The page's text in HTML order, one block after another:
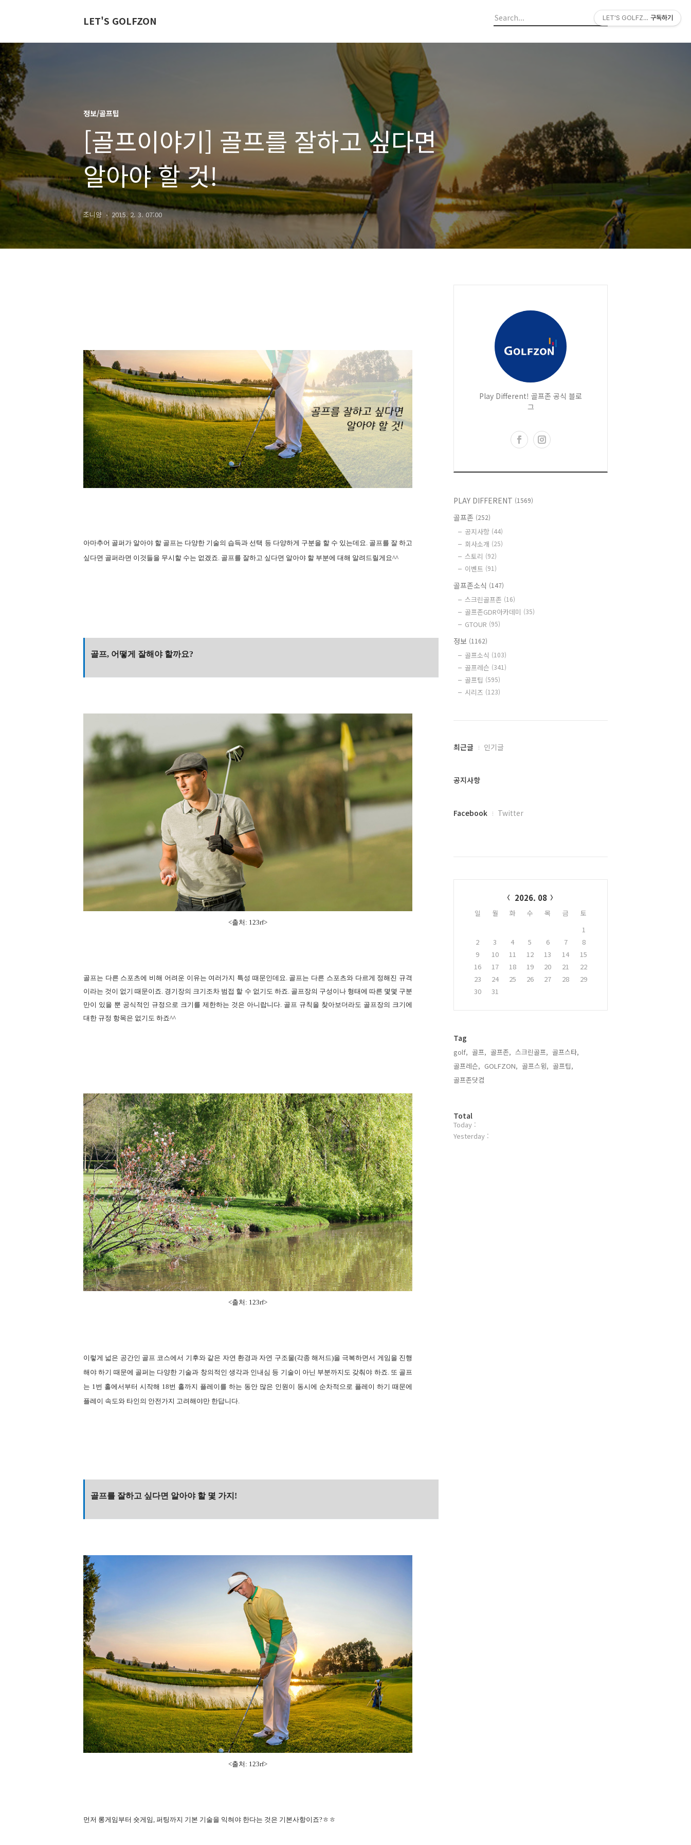
LET'S GOLFZON
정보/골프팁
[골프이야기] 골프를 잘하고 싶다면
알아야 할 것!
조니양 2015. 2. 3. 07:00
아마추어 골퍼가 알아야 할 골프는 다양한 기술의 습득과 선택 등 다양하게 구분을 할 수 있는데요. 골프를 잘 하고
싶다면 골퍼라면 이것들을 무시할 수는 없겠죠. 골프를 잘하고 싶다면 알아야 할 부분에 대해 알려드릴게요^^
골프, 어떻게 잘해야 할까요?
<출처: 123rf>
골프는 다른 스포츠에 비해 어려운 이유는 여러가지 특성 때문인데요. 골프는 다른 스포츠와 다르게 정해진 규격
이라는 것이 없기 때문이죠. 경기장의 크기조차 범접 할 수 없기도 하죠. 골프장의 구성이나 형태에 따른 몇몇 구분
만이 있을 뿐 공식적인 규정으로 크기를 제한하는 것은 아니랍니다. 골프 규칙을 찾아보더라도 골프장의 크기에
대한 규정 항목은 없기도 하죠^^
<출처: 123rf>
이렇게 넓은 공간인 골프 코스에서 기후와 같은 자연 환경과 자연 구조물(각종 해저드)을 극복하면서 게임을 진행
해야 하기 때문에 골퍼는 다양한 기술과 창의적인 생각과 인내심 등 기술이 아닌 부분까지도 갖춰야 하죠. 또 골프
는 1번 홀에서부터 시작해 18번 홀까지 플레이를 하는 동안 많은 인원이 동시에 순차적으로 플레이 하기 때문에
플레이 속도와 타인의 안전가지 고려해야만 한답니다.
골프를 잘하고 싶다면 알아야 할 몇 가지!
<출처: 123rf>
먼저 롱게임부터 숏게임, 퍼팅까지 기본 기술을 익혀야 한다는 것은 기본사항이죠?ㅎㅎ
Play Different! 골프존 공식 블로
그
PLAY DIFFERENT (1569)
골프존 (252)
공지사항 (44)
회사소개 (25)
스토리 (92)
이벤트 (91)
골프존소식 (147)
스크린골프존 (16)
골프존GDR아카데미 (35)
GTOUR (95)
정보 (1162)
골프소식 (103)
골프레슨 (341)
골프팁 (595)
시리즈 (123)
최
과
글
최근글 인기글
공지사항
페
Facebook Twitter
2026. 08
일 월 화 수 목 금
토
1
2
3 4 5 6 7
8
9
10 11 12 13 14
15
16
17 18 19 20 21
22
23
24 25 26 27 28
29
30
31
Tag
golf, 골프, 골프존, 스크린골프, 골프스타,
골프레슨, GOLFZON, 골프스윙, 골프팁,
골프존닷컴,
방
문
자
Total
Today :
Yesterday :
LET'S GOLFZON구독하기